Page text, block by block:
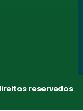
reservados